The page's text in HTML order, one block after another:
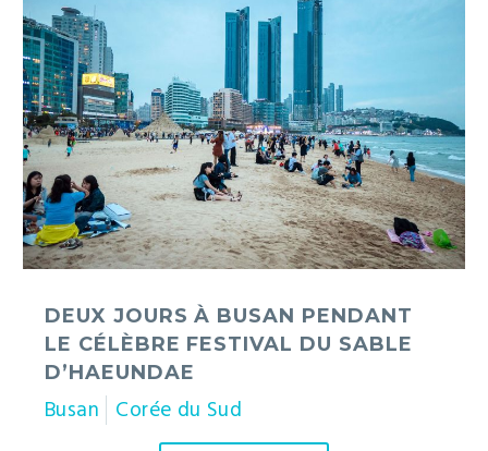
jours
à
Busan
pendant
le
célèbre
festival
du
sable
d’Haeundae
DEUX JOURS À BUSAN PENDANT
LE CÉLÈBRE FESTIVAL DU SABLE
D’HAEUNDAE
Busan Corée du Sud